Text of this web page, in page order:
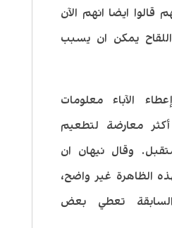
قالوا ايضا انهم الآن
يمكن ان يسبب
الآباء معلومات
معارضة لتطعيم
وقال نيهان ان
الظاهرة غير واضح،
تعطي بعض